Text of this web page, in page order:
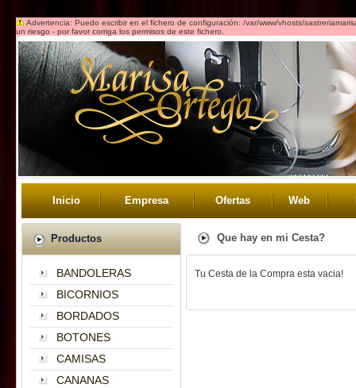
Advertencia: Puedo escribir en el fichero de configuración: /var/www/vhosts/
un riesgo - por favor corriga los permisos de este fichero.
Inicio Empresa Ofertas Web
Productos
BANDOLERAS
BICORNIOS
BORDADOS
BOTONES
CAMISAS
CANANAS
Que hay en mi Cesta?
Tu Cesta de la Compra esta vacia!